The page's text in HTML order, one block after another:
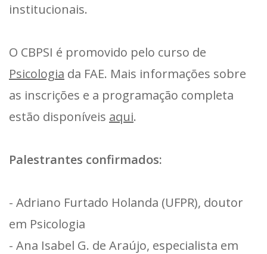
institucionais.
O CBPSI é promovido pelo curso de
Psicologia da FAE. Mais informações sobre
as inscrições e a programação completa
estão disponíveis aqui.
Palestrantes confirmados:
- Adriano Furtado Holanda (UFPR), doutor
em Psicologia
- Ana Isabel G. de Araújo, especialista em